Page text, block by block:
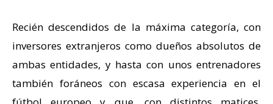
Recién descendidos de la máxima categoría, con
inversores extranjeros como dueños absolutos de
ambas entidades, y hasta con unos entrenadores
también foráneos con escasa experiencia en el